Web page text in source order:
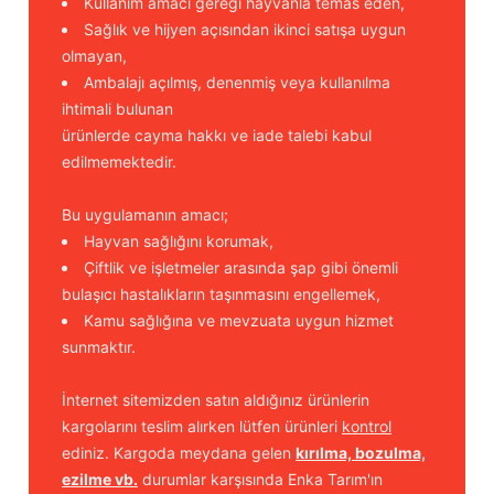
Sağlık ve hijyen açısından ikinci satışa uygun
olmayan,
Ambalajı açılmış, denenmiş veya kullanılma
ihtimali bulunan
ürünlerde cayma hakkı ve iade talebi kabul
edilmemektedir.
Bu uygulamanın amacı;
Hayvan sağlığını korumak,
Çiftlik ve işletmeler arasında şap gibi önemli
bulaşıcı hastalıkların taşınmasını engellemek,
Kamu sağlığına ve mevzuata uygun hizmet
sunmaktır.
İnternet sitemizden satın aldığınız ürünlerin
kargolarını teslim alırken lütfen ürünleri kontrol
ediniz. Kargoda meydana gelen kırılma, bozulma,
ezilme vb. durumlar karşısında Enka Tarım'ın